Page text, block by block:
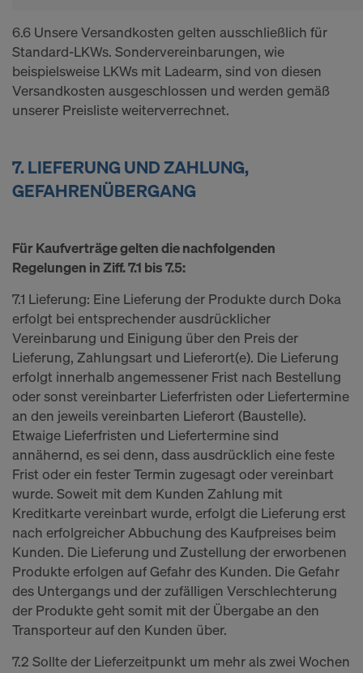
6.6 Unsere Versandkosten gelten ausschließlich für
Standard-LKWs. Sondervereinbarungen, wie
beispielsweise LKWs mit Ladearm, sind von diesen
Versandkosten ausgeschlossen und werden gemäß
unserer Preisliste weiterverrechnet.
7. LIEFERUNG UND ZAHLUNG,
GEFAHRENÜBERGANG
Für Kaufverträge gelten die nachfolgenden
Regelungen in Ziff. 7.1 bis 7.5:
7.1 Lieferung: Eine Lieferung der Produkte durch Doka
erfolgt bei entsprechender ausdrücklicher
Vereinbarung und Einigung über den Preis der
Lieferung, Zahlungsart und Lieferort(e). Die Lieferung
erfolgt innerhalb angemessener Frist nach Bestellung
oder sonst vereinbarter Lieferfristen oder Liefertermine
an den jeweils vereinbarten Lieferort (Baustelle).
Etwaige Lieferfristen und Liefertermine sind
annähernd, es sei denn, dass ausdrücklich eine feste
Frist oder ein fester Termin zugesagt oder vereinbart
wurde. Soweit mit dem Kunden Zahlung mit
Kreditkarte vereinbart wurde, erfolgt die Lieferung erst
nach erfolgreicher Abbuchung des Kaufpreises beim
Kunden. Die Lieferung und Zustellung der erworbenen
Produkte erfolgen auf Gefahr des Kunden. Die Gefahr
des Untergangs und der zufälligen Verschlechterung
der Produkte geht somit mit der Übergabe an den
Transporteur auf den Kunden über.
7.2 Sollte der Lieferzeitpunkt um mehr als zwei Wochen